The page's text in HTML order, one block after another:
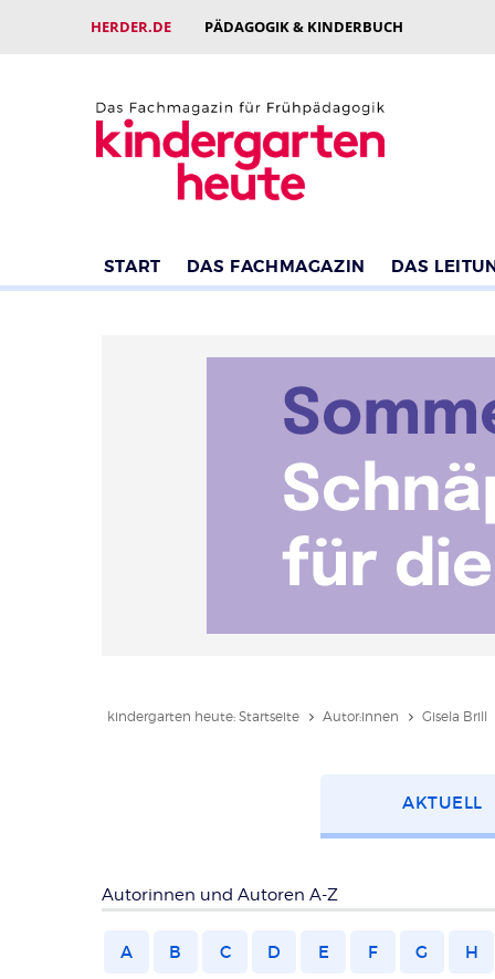
HERDER.DE PÄDAGOGIK & KINDERBUCH
START DAS FACHMAGAZIN DAS
kindergarten heute: Startseite Autor:innen Gisela Brill
AKTUELL
Autorinnen und Autoren A-Z
A B C D E F G H